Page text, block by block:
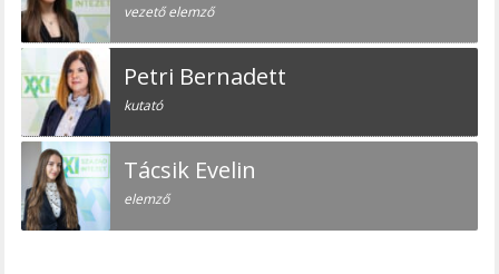
vezető elemző
Petri Bernadett
kutató
Tácsik Evelin
elemző